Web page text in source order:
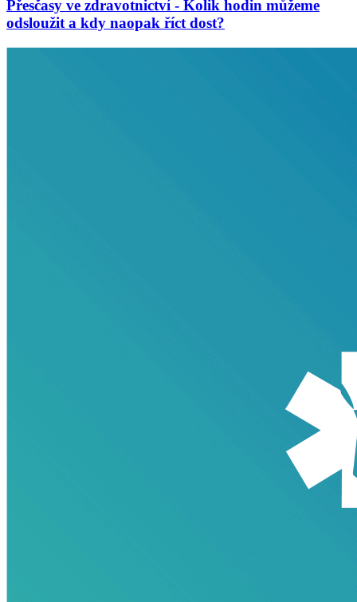
Přesčasy ve zdravotnictví - Kolik hodin můžeme
odsloužit a kdy naopak říct dost?